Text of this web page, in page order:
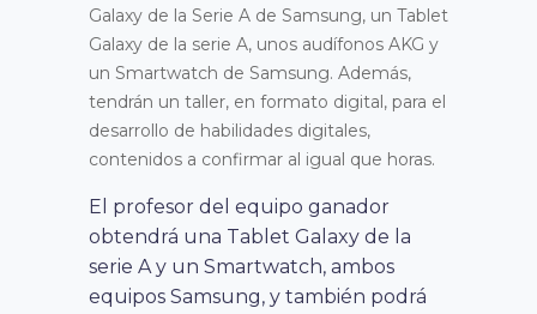
Galaxy de la Serie A de Samsung, un Tablet
Galaxy de la serie A, unos audífonos AKG y
un Smartwatch de Samsung. Además,
tendrán un taller, en formato digital, para el
desarrollo de habilidades digitales,
contenidos a confirmar al igual que horas.
El profesor del equipo ganador
obtendrá una Tablet Galaxy de la
serie A y un Smartwatch, ambos
equipos Samsung, y también podrá